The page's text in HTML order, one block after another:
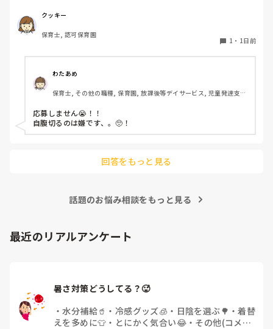
私としてはなかなか大きい金額なので、この時点で応募を迷
っているのですが、皆さんならどうしますか？
クッキー
保育士, 認可保育園
1 ・ 1日前
わたあめ
保育士, その他の職種, 保育園, 放課後等デイサービス, 児童発達支援
応募しません😭！！
自腹切るのは嫌です、。🥺！
回答をもっと見る
話題のお悩み相談をもっと見る
最近のリアルアンケート
暑さ対策どうしてる？🥵
・水分補給🥤 ・ 冷感グッズ🧊 ・ 日陰を選ぶ🌳 ・着替
えを多めに👕 ・ とにかく気合い😂・ その他(コメン